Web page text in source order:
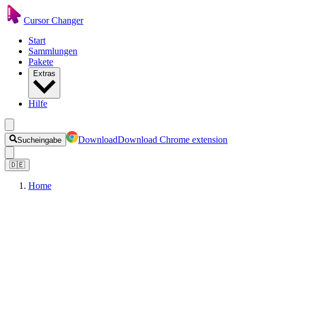
Cursor Changer
Start
Sammlungen
Pakete
Extras
Hilfe
Sucheingabe DownloadDownload Chrome extension
🇩🇪
Home